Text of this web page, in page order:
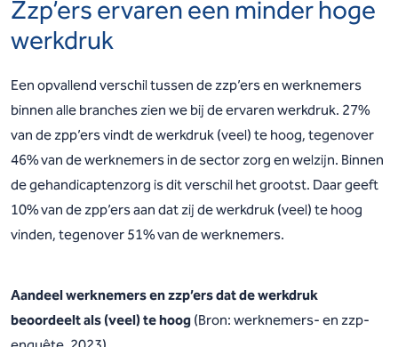
Zzp’ers ervaren een minder hoge
werkdruk
Een opvallend verschil tussen de zzp’ers en werknemers
binnen alle branches zien we bij de ervaren werkdruk. 27%
van de zpp’ers vindt de werkdruk (veel) te hoog, tegenover
46% van de werknemers in de sector zorg en welzijn. Binnen
de gehandicaptenzorg is dit verschil het grootst. Daar geeft
10% van de zpp’ers aan dat zij de werkdruk (veel) te hoog
vinden, tegenover 51% van de werknemers.
Aandeel werknemers en zzp’ers dat de werkdruk
beoordeelt als (veel) te hoog (Bron: werknemers- en zzp-